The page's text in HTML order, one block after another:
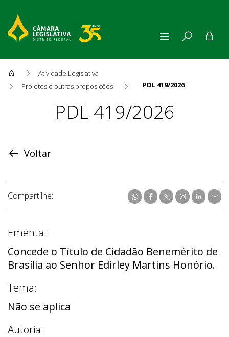
Atividade Legislativa
Projetos e outras proposições
PDL 419/2026
ProposiçãoPDL 419/2026
Voltar
Compartilhe:
Ementa:
Concede o Título de Cidadão Benemérito de
Brasília ao Senhor Edirley Martins Honório.
Tema:
Não se aplica
Autoria: